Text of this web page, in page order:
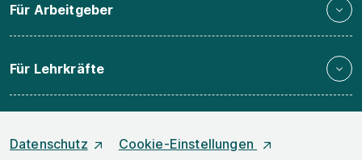
Für Arbeitgeber
Für Lehrkräfte
Datenschutz Cookie-Einstellungen